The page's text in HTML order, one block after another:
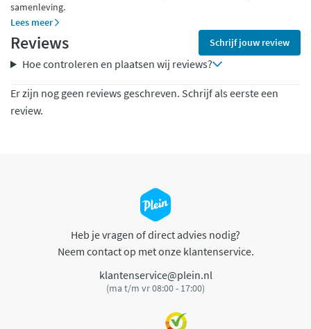
samenleving.
Lees meer
Reviews Schrijf jouw review
Hoe controleren en plaatsen wij reviews?
Er zijn nog geen reviews geschreven. Schrijf als eerste een
review.
Heb je vragen of direct advies nodig?
Neem contact op met onze klantenservice.
klantenservice@plein.nl
(ma t/m vr 08:00 - 17:00)